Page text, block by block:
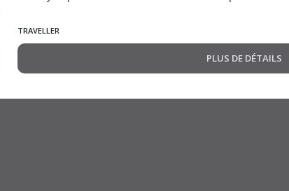
TRAVELLER
PLUS DE DÉTAILS